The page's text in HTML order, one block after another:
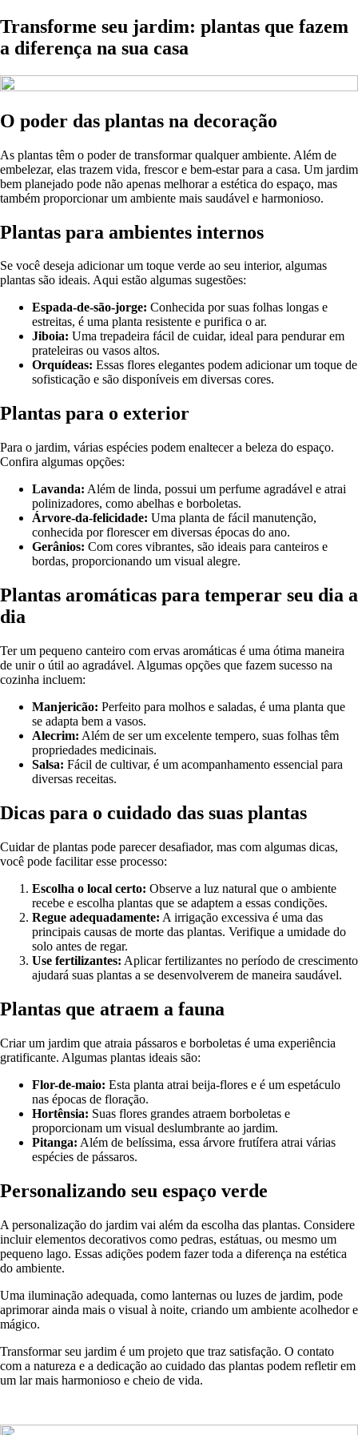
Transforme seu jardim: plantas que fazem
a diferença na sua casa
O poder das plantas na decoração
As plantas têm o poder de transformar qualquer ambiente. Além de
embelezar, elas trazem vida, frescor e bem-estar para a casa. Um jardim
bem planejado pode não apenas melhorar a estética do espaço, mas
também proporcionar um ambiente mais saudável e harmonioso.
Plantas para ambientes internos
Se você deseja adicionar um toque verde ao seu interior, algumas
plantas são ideais. Aqui estão algumas sugestões:
Espada-de-são-jorge: Conhecida por suas folhas longas e
estreitas, é uma planta resistente e purifica o ar.
Jiboia: Uma trepadeira fácil de cuidar, ideal para pendurar em
prateleiras ou vasos altos.
Orquídeas: Essas flores elegantes podem adicionar um toque de
sofisticação e são disponíveis em diversas cores.
Plantas para o exterior
Para o jardim, várias espécies podem enaltecer a beleza do espaço.
Confira algumas opções:
Lavanda: Além de linda, possui um perfume agradável e atrai
polinizadores, como abelhas e borboletas.
Árvore-da-felicidade: Uma planta de fácil manutenção,
conhecida por florescer em diversas épocas do ano.
Gerânios: Com cores vibrantes, são ideais para canteiros e
bordas, proporcionando um visual alegre.
Plantas aromáticas para temperar seu dia a
dia
Ter um pequeno canteiro com ervas aromáticas é uma ótima maneira
de unir o útil ao agradável. Algumas opções que fazem sucesso na
cozinha incluem:
Manjericão: Perfeito para molhos e saladas, é uma planta que
se adapta bem a vasos.
Alecrim: Além de ser um excelente tempero, suas folhas têm
propriedades medicinais.
Salsa: Fácil de cultivar, é um acompanhamento essencial para
diversas receitas.
Dicas para o cuidado das suas plantas
Cuidar de plantas pode parecer desafiador, mas com algumas dicas,
você pode facilitar esse processo:
Escolha o local certo: Observe a luz natural que o ambiente
recebe e escolha plantas que se adaptem a essas condições.
Regue adequadamente: A irrigação excessiva é uma das
principais causas de morte das plantas. Verifique a umidade do
solo antes de regar.
Use fertilizantes: Aplicar fertilizantes no período de crescimento
ajudará suas plantas a se desenvolverem de maneira saudável.
Plantas que atraem a fauna
Criar um jardim que atraia pássaros e borboletas é uma experiência
gratificante. Algumas plantas ideais são:
Flor-de-maio: Esta planta atrai beija-flores e é um espetáculo
nas épocas de floração.
Hortênsia: Suas flores grandes atraem borboletas e
proporcionam um visual deslumbrante ao jardim.
Pitanga: Além de belíssima, essa árvore frutífera atrai várias
espécies de pássaros.
Personalizando seu espaço verde
A personalização do jardim vai além da escolha das plantas. Considere
incluir elementos decorativos como pedras, estátuas, ou mesmo um
pequeno lago. Essas adições podem fazer toda a diferença na estética
do ambiente.
Uma iluminação adequada, como lanternas ou luzes de jardim, pode
aprimorar ainda mais o visual à noite, criando um ambiente acolhedor e
mágico.
Transformar seu jardim é um projeto que traz satisfação. O contato
com a natureza e a dedicação ao cuidado das plantas podem refletir em
um lar mais harmonioso e cheio de vida.